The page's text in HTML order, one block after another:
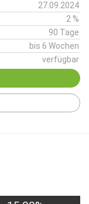
27.09.2024
2 %
90 Tage
bis 6 Wochen
verfügbar